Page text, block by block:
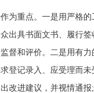
重点。一是用严格的
出具书面文书、履行
督和评价。二是用有
登记录入、应受理而
改进建议，并视情通